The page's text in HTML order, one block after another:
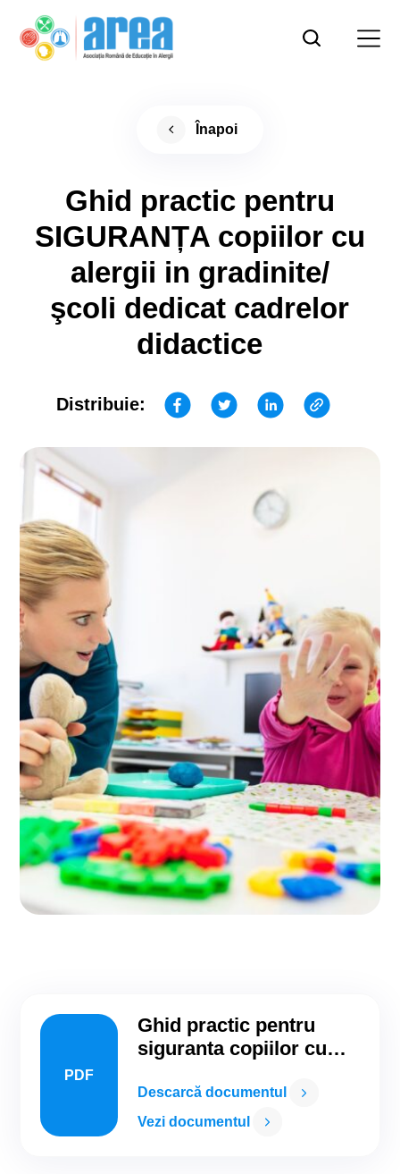
Înapoi
Ghid practic pentru
SIGURANȚA copiilor cu
alergii in gradinite/
şcoli dedicat cadrelor
didactice
Distribuie:
PDF
Ghid practic pentru
siguranta copiilor cu
scoli dedicat cadrelor
didactice-2
Descarcă documentul
Vezi documentul